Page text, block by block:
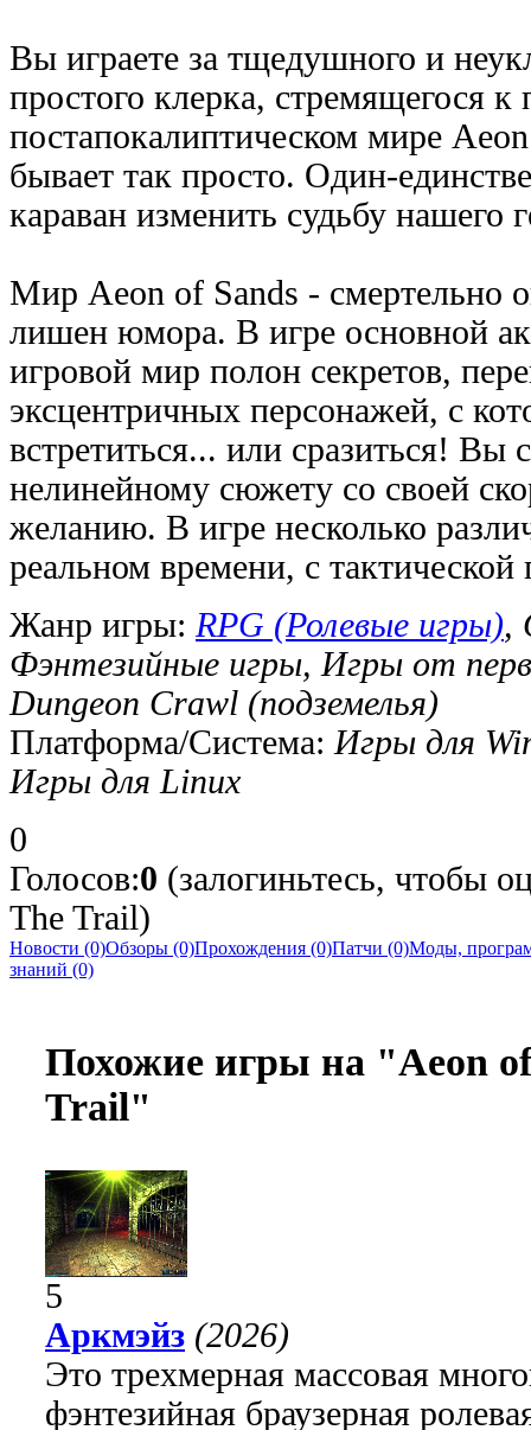
Вы играете за тщедушного и
простого клерка, стремящегося
постапокалиптическом мире
бывает так просто. Один-
караван изменить судьбу нашего
Мир Aeon of Sands - смертельно
лишен юмора. В игре основной
игровой мир полон секретов,
эксцентричных персонажей, с
встретиться... или сразиться! Вы
нелинейному сюжету со своей
желанию. В игре несколько
реальном времени, с тактической
Жанр игры: RPG (Ролевые игры),
Фэнтезийные игры, Игры от
Dungeon Crawl (подземелья)
Платформа/Система: Игры для
Игры для Linux
0
Голосов:0 (залогиньтесь, чтобы
The Trail)
Новости (0)Обзоры (0)Прохождения (0)Патчи (0)Моды,
знаний (0)
Похожие игры на "Aeon
Trail"
5
Аркмэйз (2026)
Это трехмерная массовая
фэнтезийная браузерная